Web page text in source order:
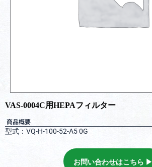
VAS-0004C用HEPAフィルター
商品概要
型式：VQ-H-100-52-A5 0G
お問い合わせはこちら ▶︎